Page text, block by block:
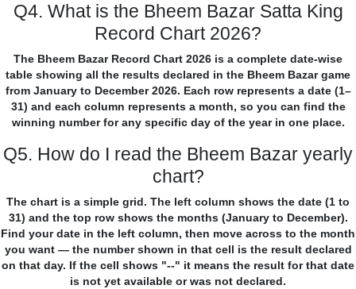
Q4. What is the Bheem Bazar Satta King
Record Chart 2026?
The Bheem Bazar Record Chart 2026 is a complete date-wise
table showing all the results declared in the Bheem Bazar game
from January to December 2026. Each row represents a date (1–
31) and each column represents a month, so you can find the
winning number for any specific day of the year in one place.
Q5. How do I read the Bheem Bazar yearly
chart?
The chart is a simple grid. The left column shows the date (1 to
31) and the top row shows the months (January to December).
Find your date in the left column, then move across to the month
you want — the number shown in that cell is the result declared
on that day. If the cell shows "--" it means the result for that date
is not yet available or was not declared.